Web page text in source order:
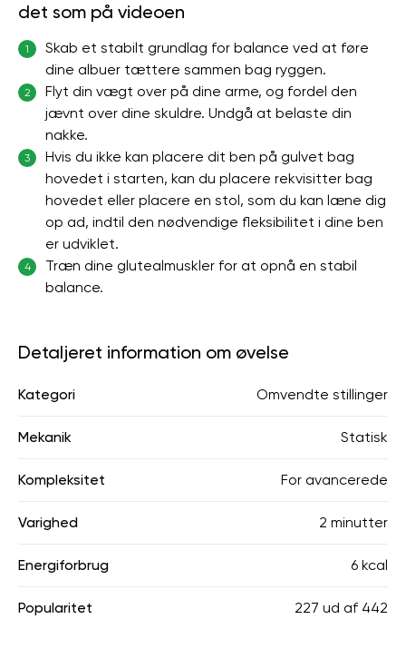
det som på videoen
1
Skab et stabilt grundlag for balance ved at føre
dine albuer tættere sammen bag ryggen.
2
Flyt din vægt over på dine arme, og fordel den
jævnt over dine skuldre. Undgå at belaste din
nakke.
3
Hvis du ikke kan placere dit ben på gulvet bag
hovedet i starten, kan du placere rekvisitter bag
hovedet eller placere en stol, som du kan læne dig
op ad, indtil den nødvendige fleksibilitet i dine ben
er udviklet.
4
Træn dine glutealmuskler for at opnå en stabil
balance.
Detaljeret information om øvelse
Kategori Omvendte stillinger
Mekanik Statisk
Kompleksitet For avancerede
Varighed 2 minutter
Energiforbrug 6 kcal
Popularitet 227 ud af 442